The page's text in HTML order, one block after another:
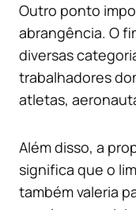
Outro ponto
abrangência. O
diversas
trabalhadores
atletas,
Além disso, a
significa que o
também valeria